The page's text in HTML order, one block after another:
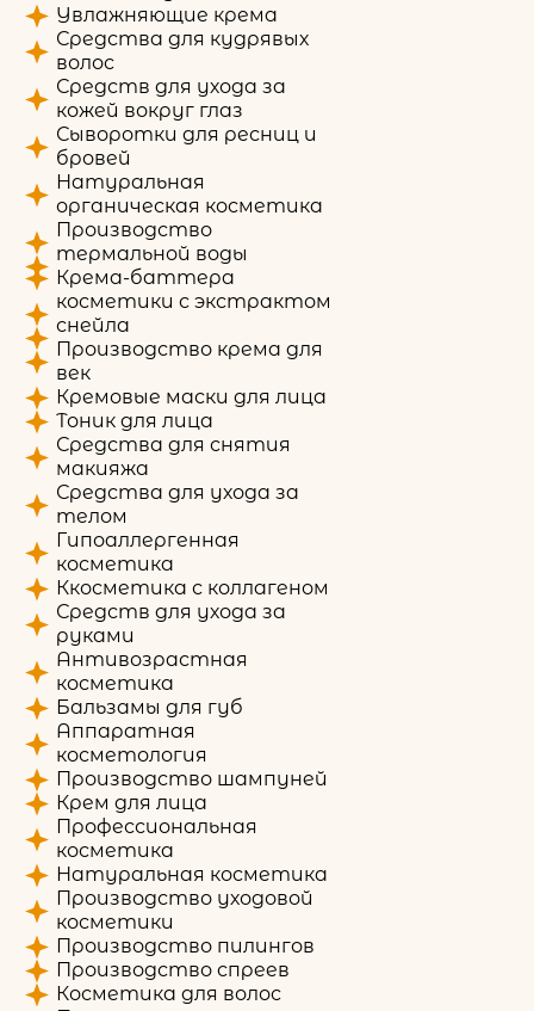
Увлажняющие крема
Средства для кудрявых
волос
Средств для ухода за
кожей вокруг глаз
Сыворотки для ресниц и
бровей
Натуральная
органическая косметика
Производство
термальной воды
Крема-баттера
косметики с экстрактом
снейла
Производство крема для
век
Кремовые маски для лица
Тоник для лица
Средства для снятия
макияжа
Средства для ухода за
телом
Гипоаллергенная
косметика
Ккосметика с коллагеном
Средств для ухода за
руками
Антивозрастная
косметика
Бальзамы для губ
Аппаратная
косметология
Производство шампуней
Крем для лица
Профессиональная
косметика
Натуральная косметика
Производство уходовой
косметики
Производство пилингов
Производство спреев
Косметика для волос